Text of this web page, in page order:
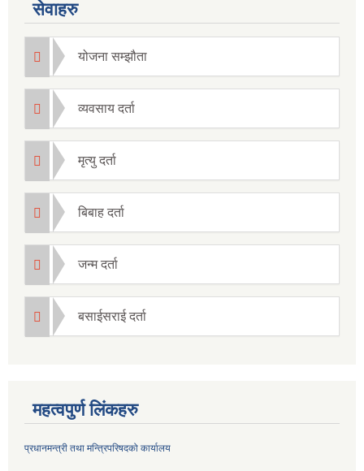
सेवाहरु
योजना सम्झौता
व्यवसाय दर्ता
मृत्यु दर्ता
बिबाह दर्ता
जन्म दर्ता
बसाईसराई दर्ता
महत्वपुर्ण लिंकहरु
प्रधानमन्त्री तथा मन्त्रिपरिषदको कार्यालय